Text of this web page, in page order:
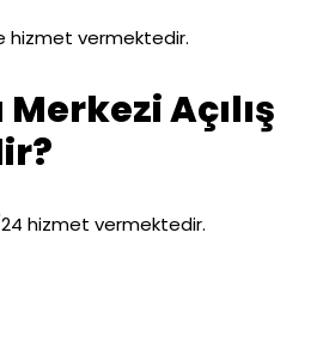
hizmet vermektedir.
Merkezi Açılış
hizmet vermektedir.